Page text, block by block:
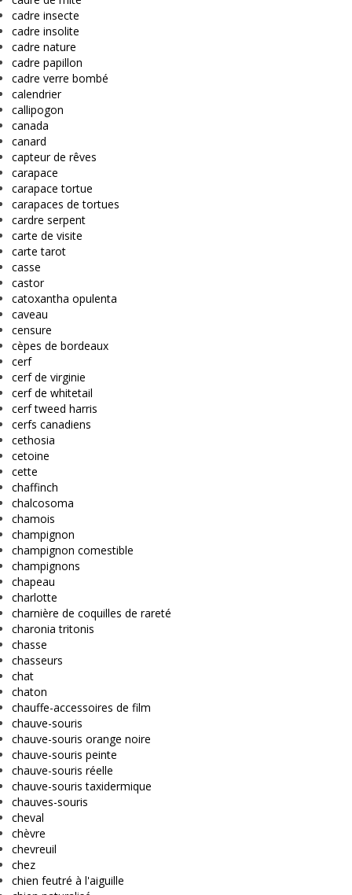
cadre insecte
cadre insolite
cadre nature
cadre papillon
cadre verre bombé
calendrier
callipogon
canada
canard
capteur de rêves
carapace
carapace tortue
carapaces de tortues
cardre serpent
carte de visite
carte tarot
casse
castor
catoxantha opulenta
caveau
censure
cèpes de bordeaux
cerf
cerf de virginie
cerf de whitetail
cerf tweed harris
cerfs canadiens
cethosia
cetoine
cette
chaffinch
chalcosoma
chamois
champignon
champignon comestible
champignons
chapeau
charlotte
charnière de coquilles de rareté
charonia tritonis
chasse
chasseurs
chat
chaton
chauffe-accessoires de film
chauve-souris
chauve-souris orange noire
chauve-souris peinte
chauve-souris réelle
chauve-souris taxidermique
chauves-souris
cheval
chèvre
chevreuil
chez
chien feutré à l'aiguille